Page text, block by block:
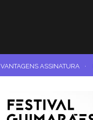
VANTAGENS ASSINATURA ·